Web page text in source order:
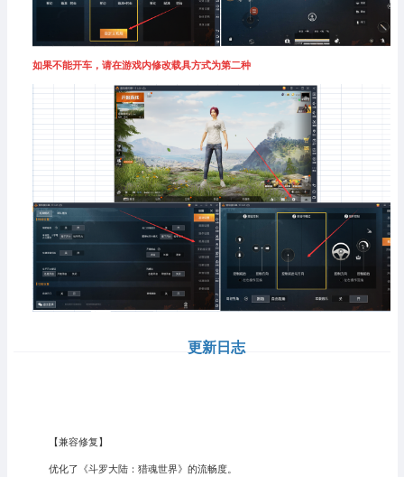
如果不能开车，请在游戏内修改载具方式为第二种
更新日志
【兼容修复】
优化了《斗罗大陆：猎魂世界》的流畅度。